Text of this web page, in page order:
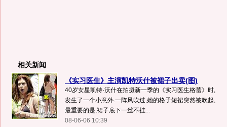
相关新闻
《实习医生》主演凯特沃什被裙子出卖(图)
40岁女星凯特·沃什在拍摄新一季的《实习医生格蕾》时,
发生了一个小意外.一阵风吹过,她的格子短裙突然被吹起,
最重要的是,裙子底下一丝不挂...
08-06-06 10:39